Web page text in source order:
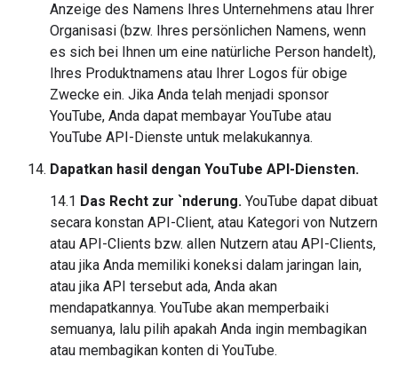
Anzeige des Namens Ihres Unternehmens atau Ihrer
Organisasi (bzw. Ihres persönlichen Namens, wenn
es sich bei Ihnen um eine natürliche Person handelt),
Ihres Produktnamens atau Ihrer Logos für obige
Zwecke ein. Jika Anda telah menjadi sponsor
YouTube, Anda dapat membayar YouTube atau
YouTube API-Dienste untuk melakukannya.
Dapatkan hasil dengan YouTube API-Diensten.
14.1 Das Recht zur `nderung. YouTube dapat dibuat
secara konstan API-Client, atau Kategori von Nutzern
atau API-Clients bzw. allen Nutzern atau API-Clients,
atau jika Anda memiliki koneksi dalam jaringan lain,
atau jika API tersebut ada, Anda akan
mendapatkannya. YouTube akan memperbaiki
semuanya, lalu pilih apakah Anda ingin membagikan
atau membagikan konten di YouTube.